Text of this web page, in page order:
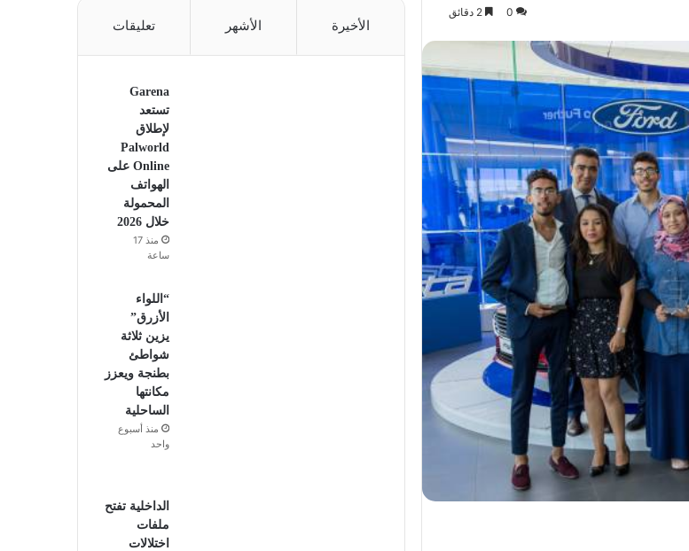
0
الأخيرة الأشهر تعليقات
Garena
تستعد
لإطلاق
Palworld
Online على
الهواتف
المحمولة
خلال 2026
منذ 17
ساعة
“اللواء
الأزرق”
يزين ثلاثة
شواطئ
بطنجة ويعزز
مكانتها
الساحلية
منذ أسبوع
واحد
الداخلية تفتح
ملفات
اختلالات